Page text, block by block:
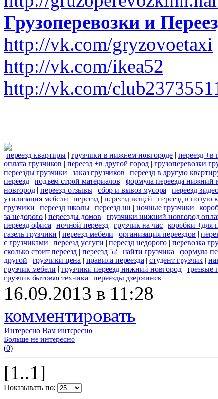
Грузоперевозки и
http://vk.com/gryzovoetaxi
http://vk.com/ikea52
http://vk.com/
переезд квартиры | грузчики в нижнем новгороде | переезд +в
оплата грузчиков | переезд +в другой город | грузоперевозки
переезды грузчики | заказ грузчиков | переезд в другую
переезд | подъем строй материалов | формула переезда нижний
новгород | переезд отзывы | сбор и вывоз мусора | переезд видео
утилизация мебели | переезд | переезд вещей | переезд в новую
грузчики | переезд школы | переезд нн | ночные грузчики |
за недорого | переезды домов | грузчики нижний новгород
переезд офиса | ночной переезд | грузчик на час | коробки +для
газель грузчики | переезд мебели | организация переездов |
с грузчиками | переезд услуги | переезд недорого | перевозка
сколько стоит переезд | переезд 52 | найти грузчика | формула
другой | грузчики цена | правила переезда | студент грузчик |
грузчик мебели | грузчики переезд нижний новгород | трезвые
грузчик бытовая техника | переезды дзержинск
16.09.2013 в 11:28
комментировать
Интересно Вам интересно
Больше не интересно
(0)
[1..1]
Показывать по: